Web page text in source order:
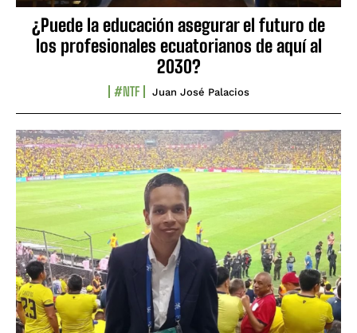
¿Puede la educación asegurar el futuro de
los profesionales ecuatorianos de aquí al
2030?
#NTF Juan José Palacios